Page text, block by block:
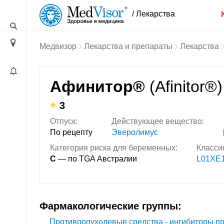
/ Лекарства
Медвизор Лекарства и препараты Лекарства
Афинитор® (Afinitor®)
3
Отпуск:
По рецепту
Действующее вещество:
Эверолимус
Категория риска для беременных:
C — по TGA Австралии
Фармакологические группы:
Противоопухолевые средства - ингибиторы